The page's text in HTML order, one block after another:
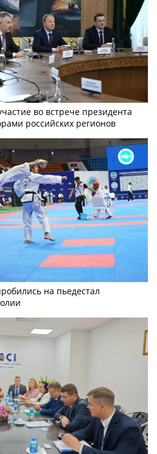
во встрече президента
российских регионов
на пьедестал